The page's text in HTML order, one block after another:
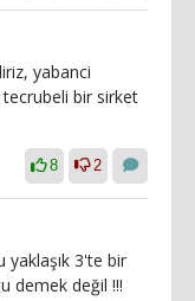
yabanci
bir sirket
8 2
yaklaşık 3'te bir
demek değil !!!